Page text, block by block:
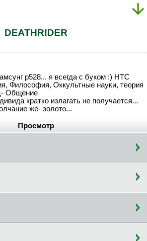
DEATHR!DER
р528... я всегда с буком :) HTC
Философия, Оккультные науки, теория
Общение
кратко излагать не получается...
же- золото...
Просмотр